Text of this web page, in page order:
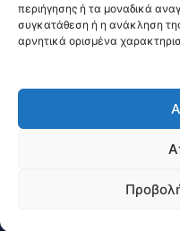
περιήγησης ή τα μοναδικά
συγκατάθεση ή η ανάκληση
αρνητικά ορισμένα
@2026
Θεσσαλονίκη,
01020